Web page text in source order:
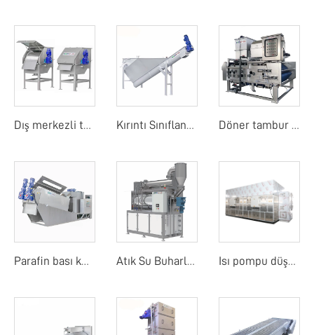
Dış merkezli tambur ekranı Kırıntı Sınıflandırıcı Döner tambur bant filtre basıncı
Parafin bası kurutucu Atık Su Buharlaştırıcı Isı pompu düşük sıcaklık bant kurutma makinesi